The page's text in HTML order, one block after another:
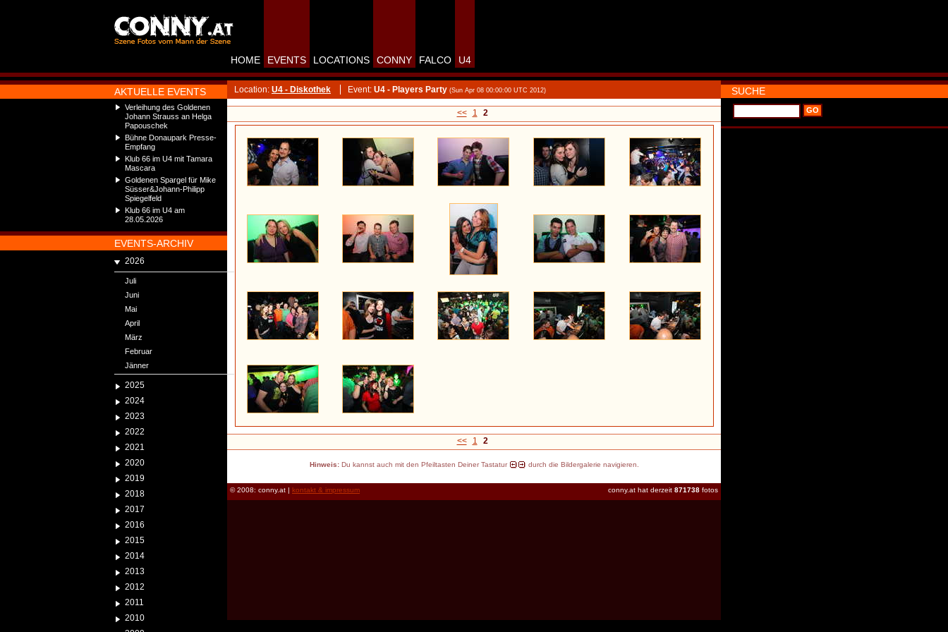
AKTUELLE EVENTS
Verleihung des Goldenen
Johann Strauss an Helga
Papouschek
Bühne Donaupark Presse-
Empfang
Klub 66 im U4 mit Tamara
Mascara
Goldenen Spargel für Mike
Süsser&Johann-Philipp
Spiegelfeld
Klub 66 im U4 am
28.05.2026
EVENTS-ARCHIV
2026
Juli
Juni
Mai
April
März
Februar
Jänner
2025
2024
2023
2022
2021
2020
2019
2018
2017
2016
2015
2014
2013
2012
2011
2010
HOME EVENTS LOCATIONS CONNY FALCO U4
Location: U4 - Diskothek Event: U4 - Players Party (Sun Apr 08 00:00:00 UTC 2012)
<< 1 2
<< 1 2
Hinweis:Du kannst auch mit den Pfeiltasten Deiner Tastatur durch die Bildergalerie navigieren.
conny.at hat derzeit 871738 fotos
© 2008: conny.at | kontakt & impressum
SUCHE